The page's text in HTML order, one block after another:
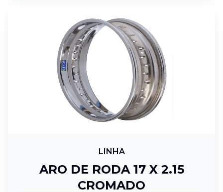
LINHA
ARO DE RODA 17 X 2.15
CROMADO